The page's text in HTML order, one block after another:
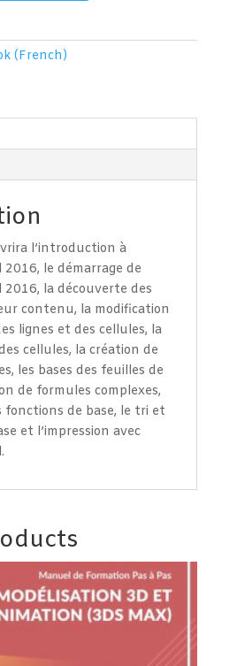
(French)
l’introduction à
le démarrage de
2016, la découverte des
contenu, la modification
lignes et des cellules, la
cellules, la création de
les bases des feuilles de
de formules complexes,
fonctions de base, le tri et
et l’impression avec